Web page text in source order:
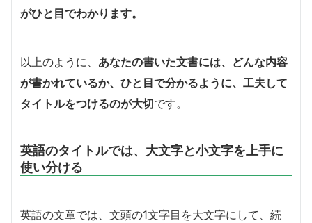
がひと目でわかります。
以上のように、 あなたの書いた文書には、どんな内容
が書かれているか、ひと目で分かるように、工夫して
タイトルをつけるのが大切です。
英語のタイトルでは、大文字と小文字を上手に
使い分ける
英語の文章では、文頭の1文字目を大文字にして、続